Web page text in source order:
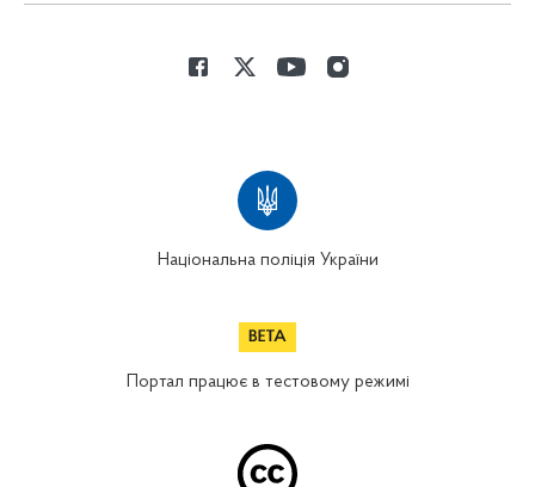
Національна поліція України
Портал працює в тестовому режимі